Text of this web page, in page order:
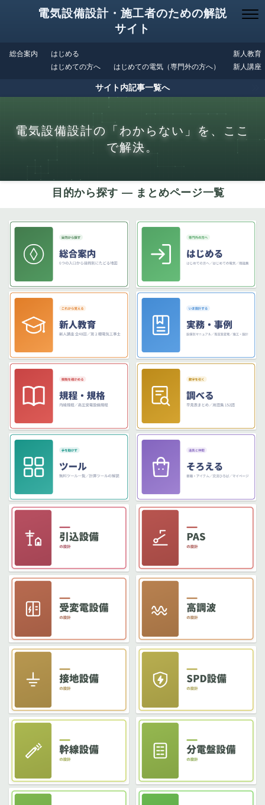
電気設備設計・施工者のための解説
サイト
総合案内
はじめる
はじめての方へ
はじめての電気（専門外の方へ）
新人教育
新人講座
サイト内記事一覧へ
電気設備設計の「わからない」を、ここ
で解決。